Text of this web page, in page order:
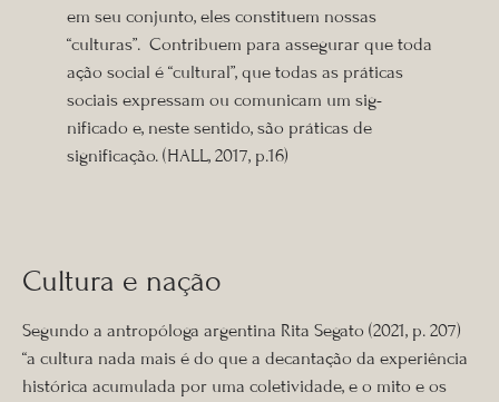
em seu conjunto, eles constituem nossas
“culturas”. Contribuem para assegurar que toda
ação so­cial é “cultural”, que todas as práticas
sociais expressam ou comunicam um sig­
nificado e, neste sentido, são práticas de
significação. (HALL, 2017, p.16)
Cultura e nação
Segundo a antropóloga argentina Rita Segato (2021, p. 207)
“a cultura nada mais é do que a decantação da experiência
histórica acumulada por uma coletividade, e o mito e os